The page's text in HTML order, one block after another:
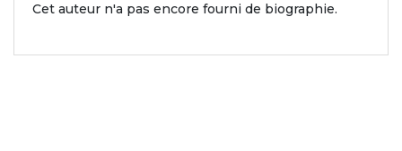
Cet auteur n'a pas encore fourni de biographie.